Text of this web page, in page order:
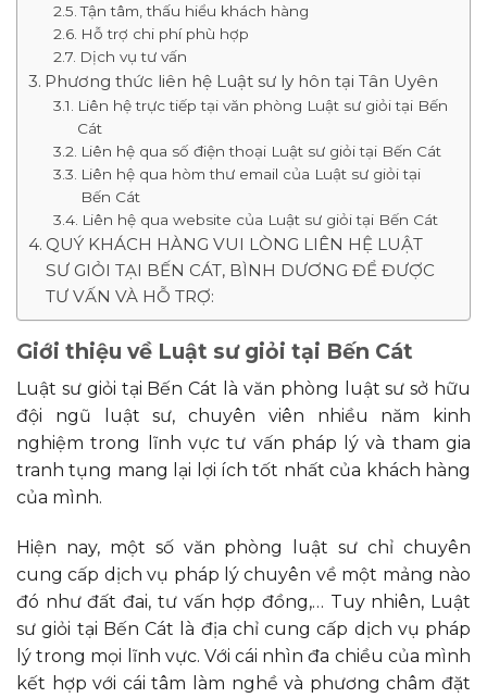
Tận tâm, thấu hiểu khách hàng
Hỗ trợ chi phí phù hợp
Dịch vụ tư vấn
Phương thức liên hệ Luật sư ly hôn tại Tân Uyên
Liên hệ trực tiếp tại văn phòng Luật sư giỏi tại Bến
Cát
Liên hệ qua số điện thoại Luật sư giỏi tại Bến Cát
Liên hệ qua hòm thư email của Luật sư giỏi tại
Bến Cát
Liên hệ qua website của Luật sư giỏi tại Bến Cát
QUÝ KHÁCH HÀNG VUI LÒNG LIÊN HỆ LUẬT
SƯ GIỎI TẠI BẾN CÁT, BÌNH DƯƠNG ĐỂ ĐƯỢC
TƯ VẤN VÀ HỖ TRỢ:
Giới thiệu về Luật sư giỏi tại Bến Cát
Luật sư giỏi tại Bến Cát là văn phòng luật sư sở hữu
đội ngũ luật sư, chuyên viên nhiều năm kinh
nghiệm trong lĩnh vực tư vấn pháp lý và tham gia
tranh tụng mang lại lợi ích tốt nhất của khách hàng
của mình.
Hiện nay, một số văn phòng luật sư chỉ chuyên
cung cấp dịch vụ pháp lý chuyên về một mảng nào
đó như đất đai, tư vấn hợp đồng,… Tuy nhiên, Luật
sư giỏi tại Bến Cát là địa chỉ cung cấp dịch vụ pháp
lý trong mọi lĩnh vực. Với cái nhìn đa chiều của mình
kết hợp với cái tâm làm nghề và phương châm đặt